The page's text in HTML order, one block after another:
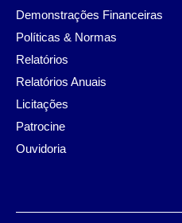
Demonstrações Financeiras
Políticas & Normas
Relatórios
Relatórios Anuais
Licitações
Patrocine
Ouvidoria